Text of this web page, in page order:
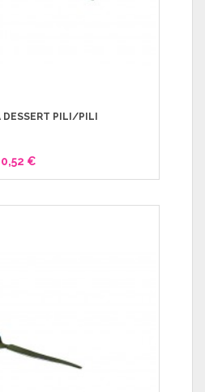
DESSERT PILI/PILI
0,52 €